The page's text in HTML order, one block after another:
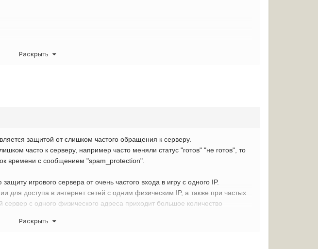
Раскрыть
защитой от слишком частого обращения к серверу.
часто к серверу, например часто меняли статус "готов" "не готов", то
времени с сообщением "spam_protection".
игрового сервера от очень частого входа в игру с одного IP.
для доступа в интернет сетей с одним физическим IP, а также при частых
с одного физического адреса приходит большое количество
Раскрыть